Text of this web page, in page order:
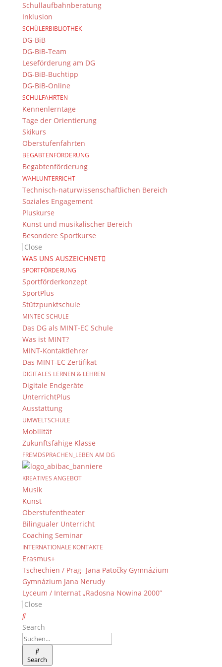
Schullaufbahnberatung
Inklusion
SCHÜLERBIBLIOTHEK
DG-BiB
DG-BiB-Team
Leseförderung am DG
DG-BiB-Buchtipp
DG-BiB-Online
SCHULFAHRTEN
Kennenlerntage
Tage der Orientierung
Skikurs
Oberstufenfahrten
BEGABTENFÖRDERUNG
Begabtenförderung
WAHLUNTERRICHT
Technisch-naturwissenschaftlichen Bereich
Soziales Engagement
Pluskurse
Kunst und musikalischer Bereich
Besondere Sportkurse
Close
WAS UNS AUSZEICHNET
SPORTFÖRDERUNG
Sportförderkonzept
SportPlus
Stützpunktschule
MINTEC SCHULE
Das DG als MINT-EC Schule
Was ist MINT?
MINT-Kontaktlehrer
Das MINT-EC Zertifikat
DIGITALES LERNEN & LEHREN
Digitale Endgeräte
UnterrichtPlus
Ausstattung
UMWELTSCHULE
Mobilität
Zukunftsfähige Klasse
FREMDSPRACHEN_LEBEN AM DG
KREATIVES ANGEBOT
Musik
Kunst
Oberstufentheater
Bilingualer Unterricht
Coaching Seminar
INTERNATIONALE KONTAKTE
Erasmus+
Tschechien / Prag- Jana Patočky Gymnázium
Gymnázium Jana Nerudy
Lyceum / Internat „Radosna Nowina 2000”
Close
Search
Search
Kontakt Webteam
Kontaktieren Sie das Webteam
© 2015-2017 Dientzenhofer-Gymnasium Bamberg -
Von Hand erstellt. Mit viel